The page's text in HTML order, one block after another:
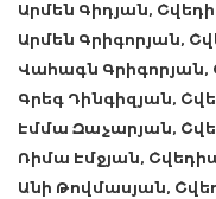
Արմեն Գիդյան,
Արմեն Գրիգորյան,
Վահագն Գրիգորյան,
Գրեգ Դինգիզյան,
Էմմա Զաչարյան,
Ռիմա Էմջյան,
Անի Թովմասյան,